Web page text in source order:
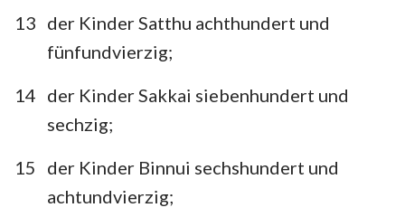
13 der Kinder Satthu achthundert und
fünfundvierzig;
14 der Kinder Sakkai siebenhundert und
sechzig;
15
der Kinder Binnui sechshundert und
achtundvierzig;